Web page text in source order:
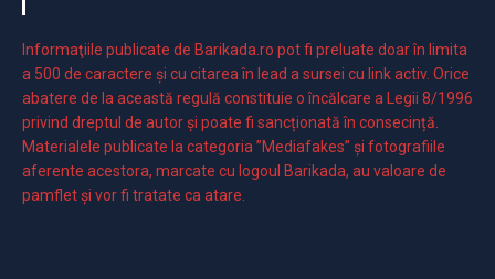
Informaţiile publicate de Barikada.ro pot fi preluate doar în limita
a 500 de caractere şi cu citarea în lead a sursei cu link activ. Orice
abatere de la această regulă constituie o încălcare a Legii 8/1996
privind dreptul de autor și poate fi sancționată în consecință.
Materialele publicate la categoria ”Mediafakes” și fotografiile
aferente acestora, marcate cu logoul Barikada, au valoare de
pamflet și vor fi tratate ca atare.